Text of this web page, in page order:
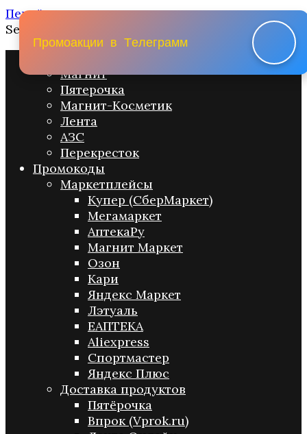
Перейти к содержанию
Search for:
Магнит
Пятерочка
Магнит-Косметик
Лента
АЗС
Перекресток
Промокоды
Маркетплейсы
Купер (СберМаркет)
Мегамаркет
АптекаРу
Магнит Маркет
Озон
Кари
Яндекс Маркет
Лэтуаль
ЕАПТЕКА
Aliexpress
Спортмастер
Яндекс Плюс
Доставка продуктов
Пятёрочка
Впрок (Vprok.ru)
Промоакции в Телеграмм